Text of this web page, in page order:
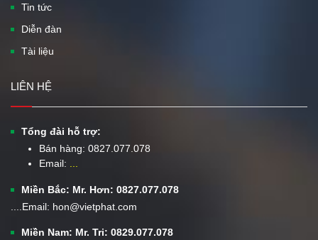
Tin tức
Diễn đàn
Tài liệu
LIÊN HỆ
Tổng đài hỗ trợ:
Bán hàng: 0827.077.078
Email:
Miền Bắc: Mr. Hơn: 0827.077.078
....Email: hon@vietphat.com
Miền Nam: Mr. Tri: 0829.077.078